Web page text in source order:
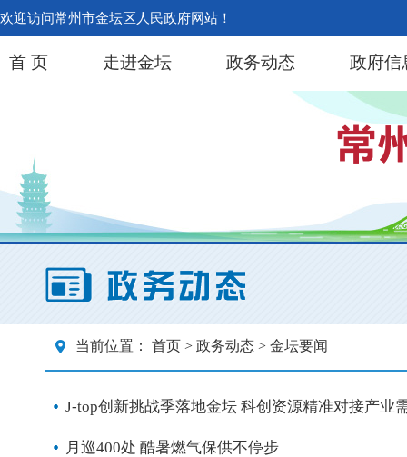
欢迎访问常州市金坛区人民政府网站！
首 页 走进金坛 政务动态 政府信
当前位置： 首页 > 政务动态 > 金坛要闻
J-top创新挑战季落地金坛 科创资源精准对接产业
月巡400处 酷暑燃气保供不停步